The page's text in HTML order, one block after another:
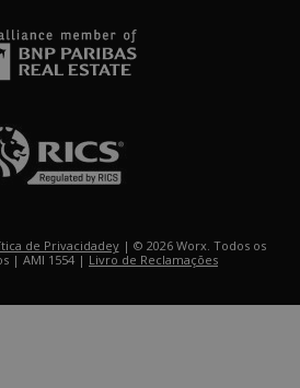
de Privacidadey| © 2026 Worx. Todos os
| AMI 1554 | Livro de Reclamações